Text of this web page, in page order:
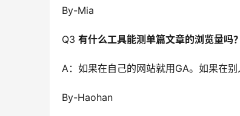
By-Mia
Q3 有什么工具能测单篇文章的浏览量吗？
A：如果在自己的网站就用GA。如果在
By-Haohan